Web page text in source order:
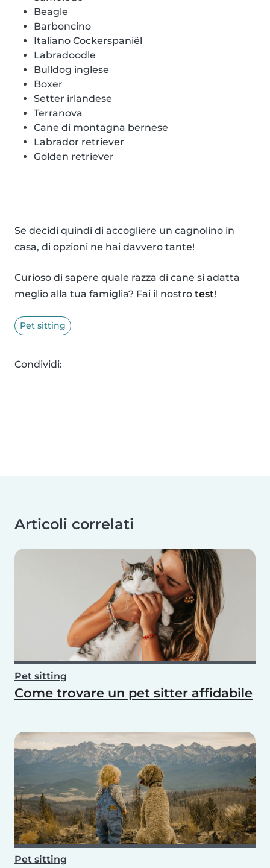
Beagle
Barboncino
Italiano Cockerspaniël
Labradoodle
Bulldog inglese
Boxer
Setter irlandese
Terranova
Cane di montagna bernese
Labrador retriever
Golden retriever
Se decidi quindi di accogliere un cagnolino in
casa, di opzioni ne hai davvero tante!
Curioso di sapere quale razza di cane si adatta
meglio alla tua famiglia? Fai il nostro test!
Pet sitting
Condividi:
Articoli correlati
Pet sitting
Come trovare un pet sitter affidabile
Pet sitting